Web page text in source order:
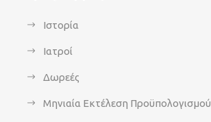
Ιστορία
Ιατροί
Δωρεές
Μηνιαία Εκτέλεση Προϋπολογισμού